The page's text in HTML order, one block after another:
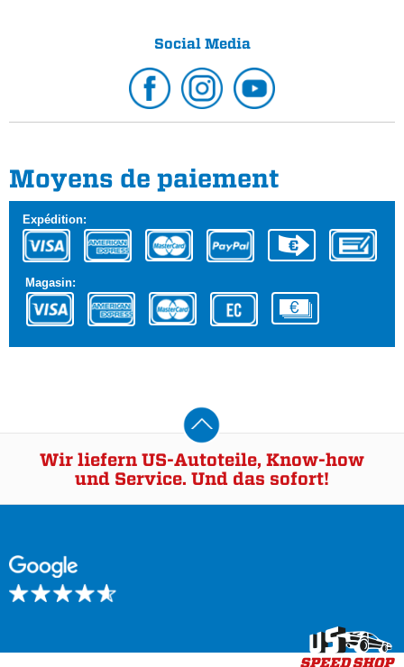
Social Media
Moyens de paiement
Expédition:
Magasin:
Wir liefern US-Autoteile, Know-how
und Service. Und das sofort!